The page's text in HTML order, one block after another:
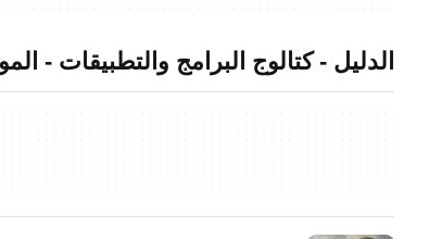
الدليل - كتالوج البرامج والتطبيقات -